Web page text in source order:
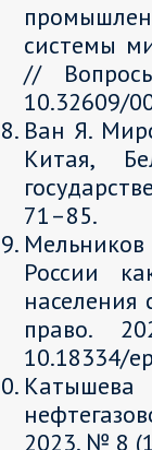
системы
//
10.32609/
Ван Я.
Китая,
71–85.
России
право.
10.18334/
2023. № 8